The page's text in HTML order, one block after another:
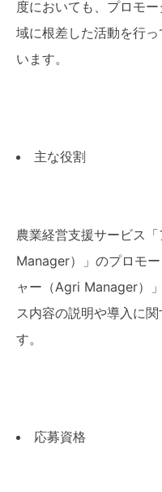
度においても、プロモ
域に根差した活動を行
います。
主な役割
農業経営支援サービス
Manager）」のプロモ
ャー（Agri Manager）
ス内容の説明や導入に
す。
応募資格